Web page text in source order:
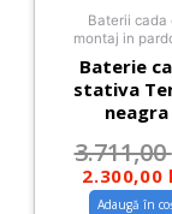
Baterii cada
montaj in
Baterie
stativa
neagra
3.711,00
2.300,00
Adaugă în